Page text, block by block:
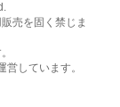
売を固く禁じま
営しています。